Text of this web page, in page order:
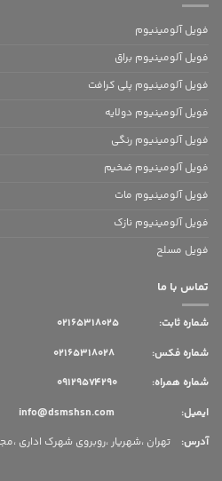
فویل آلومینیوم
فویل آلومینیوم براق
فویل آلومینیوم پلی کرافت
فویل آلومینیوم دولایه
فویل آلومینیوم رنگی
فویل آلومینیوم ضخیم
فویل آلومینیوم مات
فویل آلومینیوم نازک
فویل مسلح
تماس با ما
شماره ثابت:
شماره فکس: 02165318028
شماره همراه: 09129574290
ایمیل: info@dsmshsn.com
آدرس: تهران ،شهریار ،روبروی شهرک اداری ،مجتمع